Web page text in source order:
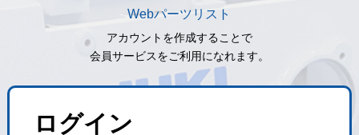
Webパーツリスト
アカウントを作成することで
会員サービスをご利用になれます。
ログイン